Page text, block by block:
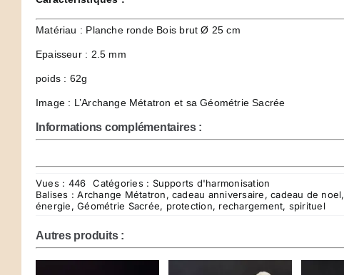
Matériau : Planche ronde Bois brut Ø 25 cm
Epaisseur : 2.5 mm
poids : 62g
Image : L’Archange Métatron et sa Géométrie Sacrée
Informations complémentaires :
Vues : 446 Catégories : Supports d'harmonisation
Balises :Archange Métatron, cadeau anniversaire,cadeau de noel,
énergie,Géométrie Sacrée, protection, rechargement, spirituel
Autres produits :